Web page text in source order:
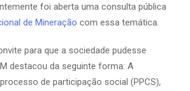
foi aberta uma consulta pública
de Mineração com essa temática.
para que a sociedade pudesse
destacou da seguinte forma: A
de participação social (PPCS),